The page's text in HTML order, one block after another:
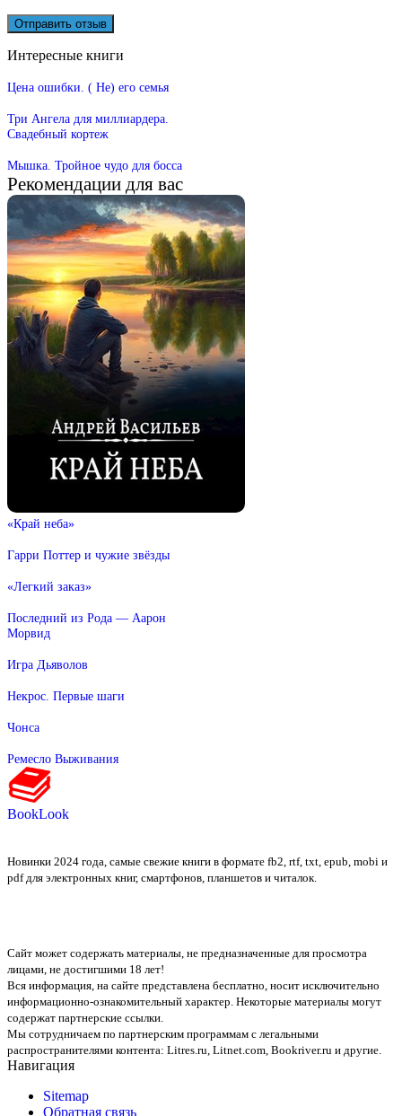
Интересные книги
Цена ошибки. ( Не) его семья
Три Ангела для миллиардера.
Свадебный кортеж
Мышка. Тройное чудо для босса
Рекомендации для вас
«Край неба»
Гарри Поттер и чужие звёзды
«Легкий заказ»
Последний из Рода — Аарон
Морвид
Игра Дьяволов
Некрос. Первые шаги
Чонса
Ремесло Выживания
BookLook
Новинки 2024 года, самые свежие книги в формате fb2, rtf, txt, epub, mobi и
pdf для электронных книг, смартфонов, планшетов и читалок.
Сайт может содержать материалы, не предназначенные для просмотра
лицами, не достигшими 18 лет!
Вся информация, на сайте представлена бесплатно, носит исключительно
информационно-ознакомительный характер. Некоторые материалы могут
содержат партнерские ссылки.
Мы сотрудничаем по партнерским программам с легальными
распространителями контента: Litres.ru, Litnet.com, Bookriver.ru и другие.
Навигация
Sitemap
Обратная связь